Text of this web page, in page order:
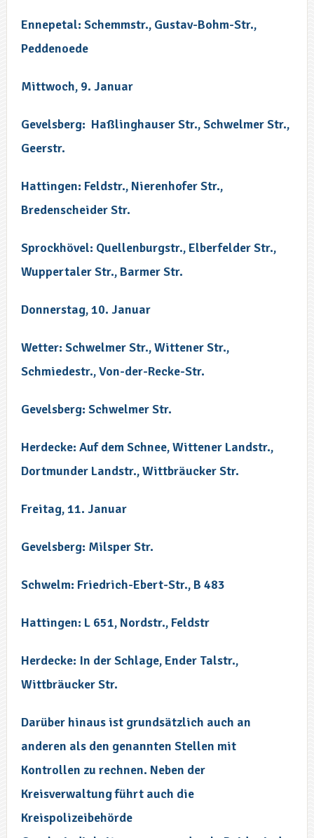
Ennepetal: Schemmstr., Gustav-Bohm-Str.,
Peddenoede
Mittwoch, 9. Januar
Gevelsberg: Haßlinghauser Str., Schwelmer Str.,
Geerstr.
Hattingen: Feldstr., Nierenhofer Str.,
Bredenscheider Str.
Sprockhövel: Quellenburgstr., Elberfelder Str.,
Wuppertaler Str., Barmer Str.
Donnerstag, 10. Januar
Wetter: Schwelmer Str., Wittener Str.,
Schmiedestr., Von-der-Recke-Str.
Gevelsberg: Schwelmer Str.
Herdecke: Auf dem Schnee, Wittener Landstr.,
Dortmunder Landstr., Wittbräucker Str.
Freitag, 11. Januar
Gevelsberg: Milsper Str.
Schwelm: Friedrich-Ebert-Str., B 483
Hattingen: L 651, Nordstr., Feldstr
Herdecke: In der Schlage, Ender Talstr.,
Wittbräucker Str.
Darüber hinaus ist grundsätzlich auch an
anderen als den genannten Stellen mit
Kontrollen zu rechnen. Neben der
Kreisverwaltung führt auch die
Kreispolizeibehörde